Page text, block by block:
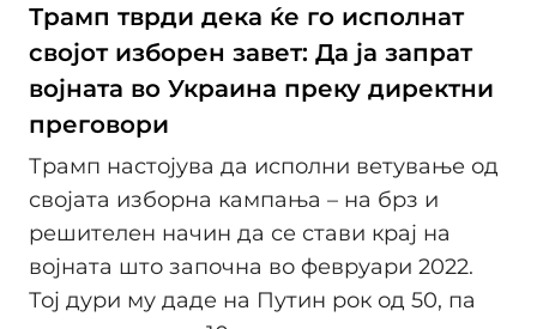
Трамп тврди дека ќе го исполнат
својот изборен завет: Да ја запрат
војната во Украина преку директни
преговори
Трамп настојува да исполни ветување од
својата изборна кампања – на брз и
решителен начин да се стави крај на
војната што започна во февруари 2022.
Тој дури му даде на Путин рок од 50, па